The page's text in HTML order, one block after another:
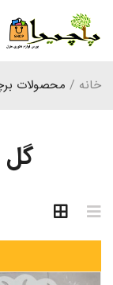
گل
خانه / محصولات